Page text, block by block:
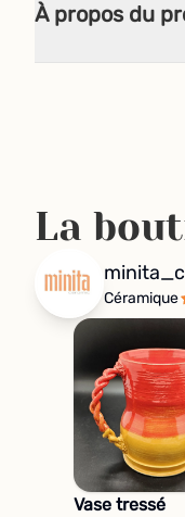
À propos du
La
Céramique
Vase tressé